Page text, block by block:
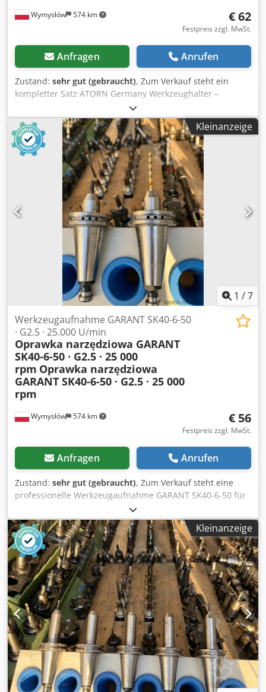
Wymysłów 574 km € 62
Festpreis zzgl. MwSt.
Anfragen Anrufen
Zustand: sehr gut (gebraucht), Zum Verkauf steht ein
kompletter Satz ATORN Germany Werkzeughalter –
hochwertige Qualität, Premium-Marke Hahn+Kolb.
Technische Daten: • Hersteller: ATORN • Modell: 20723200
• Norm: DIN 69871 SK40-1/10-100 • Länge: 100 mm • Im Set:
mehrere Stück, teils mit eingesetzten Bohrern (siehe Fotos)
Zustand: sehr gut, praktisch Lagerware. Nur zu
Testzwecken verwendet, kein Arbeitseinsatz. Geeignet für
CNC-Bearbeitungszentren und Fräsmaschinen. Chjdpfx
Asw Ulraecisa - Preis pro Stück.
Kleinanzeige
1 /7
Wymysłów 574 km
Werkzeugaufnahme GARANT SK40-6-50
· G2.5 · 25.000 U/min
Oprawka narzędziowa GARANT
SK40-6-50 · G2.5 · 25 000
rpm Oprawka narzędziowa
GARANT SK40-6-50 · G2.5 · 25 000
rpm
€ 56
Festpreis zzgl. MwSt.
Anfragen Anrufen
Zustand: sehr gut (gebraucht), Zum Verkauf steht eine
professionelle Werkzeugaufnahme GARANT SK40-6-50 für
präzises Spannen von Werkzeugen Ø6 mm. Produkt der
renommierten Marke Hoffmann Group / Garant –
Deutschland, eingesetzt in CNC-Bearbeitungszentren. •
Spannsystem: SK40 (DIN 69871) • Größe: Ø6 mm • Länge:
50 mm • Katalog-Nr.: 300210.6 • Auswuchtung: G2.5 bis
25.000 U/min • Hohe Genauigkeit, stabile Spannkraft • Ideal
für VHM-Fräser und -Bohrer sowie Präzisionswerkzeuge •
Sehr guter Zustand – geprüft und sofort einsatzbereit.
GARANT-Werkzeugaufnahmen gehören zur Spitzenklasse
im Bereich der Werkzeugspanntechnik – Garantie für
Qualität und Langlebigkeit. -- PREIS GILT PRO STÜCK --
Chedpfx Acow Syzweisa
Kleinanzeige